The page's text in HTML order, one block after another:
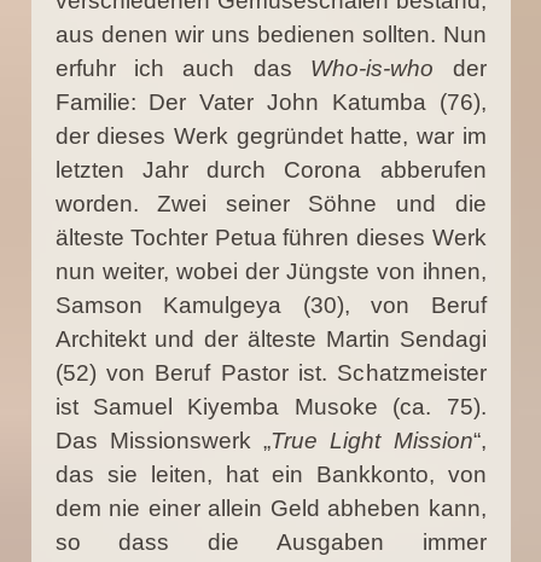
aus denen wir uns bedienen sollten. Nun
erfuhr ich auch das Who-is-who der
Familie: Der Vater John Katumba (76),
der dieses Werk gegründet hatte, war im
letzten Jahr durch Corona abberufen
worden. Zwei seiner Söhne und die
älteste Tochter Petua führen dieses Werk
nun weiter, wobei der Jüngste von ihnen,
Samson Kamulgeya (30), von Beruf
Architekt und der älteste Martin Sendagi
(52) von Beruf Pastor ist. Schatzmeister
ist Samuel Kiyemba Musoke (ca. 75).
Das Missionswerk „True Light Mission“,
das sie leiten, hat ein Bankkonto, von
dem nie einer allein Geld abheben kann,
so dass die Ausgaben immer